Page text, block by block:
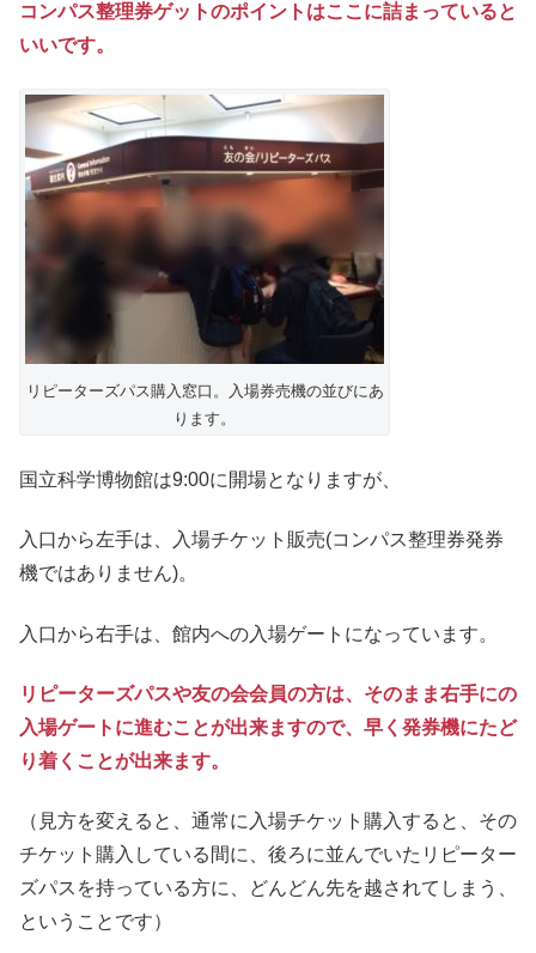
コンパス整理券ゲットのポイントはここに詰まっていると
いいです。
リピーターズパス購入窓口。入場券売機の並びにあ
ります。
国立科学博物館は9:00に開場となりますが、
入口から左手は、入場チケット販売(コンパス整理券発券
機ではありません)。
入口から右手は、館内への入場ゲートになっています。
リピーターズパスや友の会会員の方は、そのまま右手にの
入場ゲートに進むことが出来ますので、早く発券機にたど
り着くことが出来ます。
（見方を変えると、通常に入場チケット購入すると、その
チケット購入している間に、後ろに並んでいたリピーター
ズパスを持っている方に、どんどん先を越されてしまう、
ということです）